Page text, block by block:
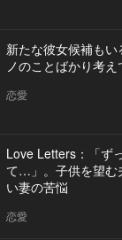
新たな彼女候補も
ノのことばかり考
恋愛
Love Letters：「ず
て…」。子供を望む
い妻の苦悩
恋愛